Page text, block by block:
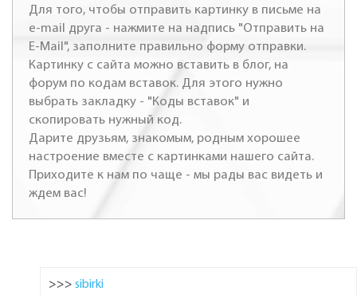
Для того, чтобы отправить картинку в письме на
e-mail друга - нажмите на надпись "Отправить на
E-Mail", заполните правильно форму отправки.
Картинку с сайта можно вставить в блог, на
форум по кодам вставок. Для этого нужно
выбрать закладку - "Коды вставок" и
скопировать нужный код.
Дарите друзьям, знакомым, родным хорошее
настроение вместе с картинками нашего сайта.
Приходите к нам по чаще - мы рады вас видеть и
ждем вас!
>>> sibirki